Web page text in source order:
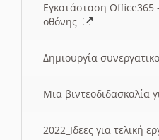
Εγκατάσταση Office365
οθόνης
Δημιουργία
Μια
2022_Ιδεες για τελική